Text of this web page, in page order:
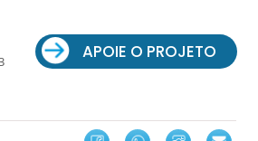
APOIE O PROJETO